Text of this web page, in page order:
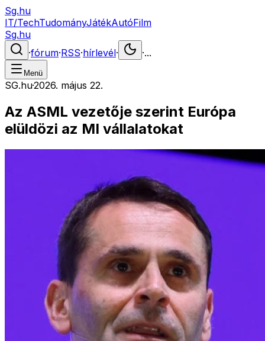
Sg.hu
IT/TechTudományJátékAutóFilm
Sg.hu
·fórum·RSS·hírlevél· ·...
Menü
SG.hu·2026. május 22.
Az ASML vezetője szerint Európa
elüldözi az MI vállalatokat